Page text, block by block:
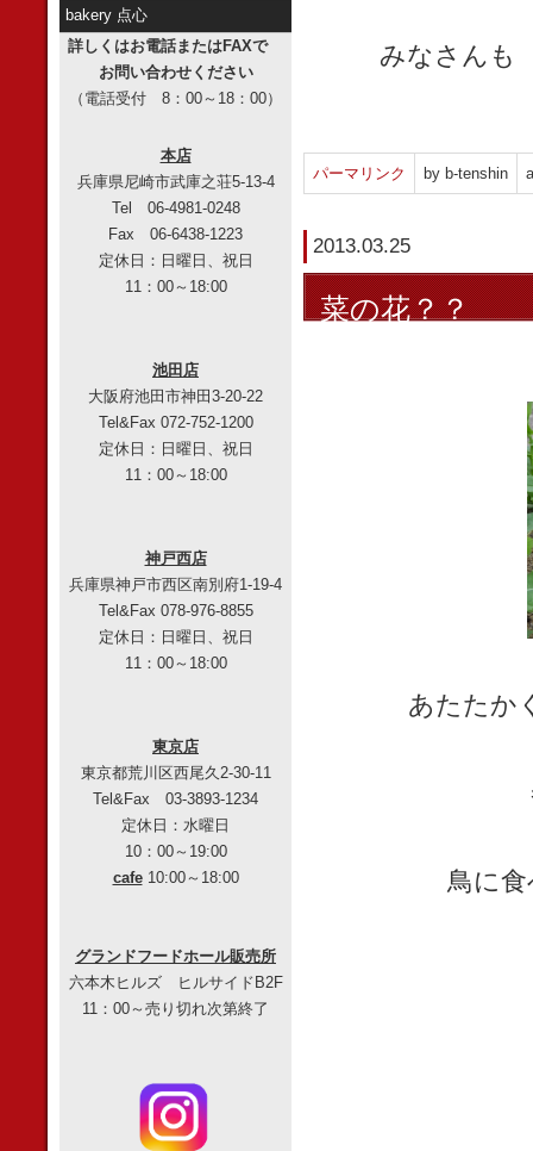
みなさんも
パーマリンク by b-tenshin
2013.03.25
菜の花？？
あたたか
鳥に
bakery 点心
詳しくはお電話またはFAXで
お問い合わせください
（電話受付 8：00～18：00）
本店
兵庫県尼崎市武庫之荘5-13-4
Tel 06-4981-0248
Fax 06-6438-1223
定休日：日曜日、祝日
11：00～18:00
池田店
大阪府池田市神田3-20-22
Tel&Fax 072-752-1200
定休日：日曜日、祝日
11：00～18:00
神戸西店
兵庫県神戸市西区南別府1-19-4
Tel&Fax 078-976-8855
定休日：日曜日、祝日
11：00～18:00
東京店
東京都荒川区西尾久2-30-11
Tel&Fax 03-3893-1234
定休日：水曜日
10：00～19:00
cafe10:00～18:00
グランドフードホール販売所
六本木ヒルズ ヒルサイドB2F
11：00～売り切れ次第終了